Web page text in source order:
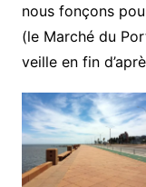
nous fonçons
(le Marché du
veille en fin